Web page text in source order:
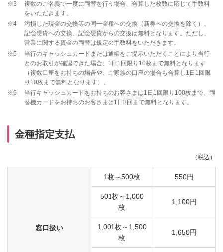
※3
複数のご名義で一度に両替を行う場合、合算した枚数に応じて手数料
をいただきます。
※4
汚損した現金の交換等の同一金種への交換（新券への交換を除く）、
記念硬貨への交換、記念硬貨からの交換は無料となります。ただし、
営業に関する資金の両替は規定の手数料をいただきます。
※5
当行のキャッシュカードまたは通帳をご提示いただくことにより当行
とのお取引が確認できた場合、1日1回限り10枚まで無料となります
（複数口座をお持ちの場合や、ご家族の口座の場合も合算し1日1回限
り10枚まで無料となります）。
※6
当行キャッシュカードをお持ちのお客さまは1日1回限り100枚まで、両
替機カードをお持ちのお客さまは1日3回まで無料となります。
金種指定支払
（税込）
窓口扱い
1枚～500枚 550円
501枚～1,000
枚
1,100円
1,001枚～1,500
枚
1,650円